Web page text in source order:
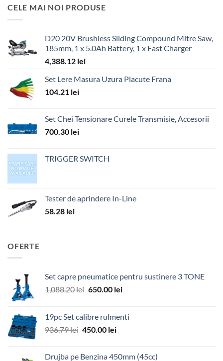
CELE MAI NOI PRODUSE
D20 20V Brushless Sliding Compound Mitre Saw,
185mm, 1 x 5.0Ah Battery, 1 x Fast Charger
4,388.12 lei
Set Lere Masura Uzura Placute Frana
104.21 lei
Set Chei Tensionare Curele Transmisie, Accesorii
700.30 lei
TRIGGER SWITCH
Tester de aprindere In-Line
58.28 lei
OFERTE
Set capre pneumatice pentru sustinere 3 TONE
1,088.20lei Prețul
fost:
1,088.20 lei.
650.00 leiPrețul
650.00 lei.
19pc Set calibre rulmenti
936.79lei Prețul
450.00 leiPrețul
Drujba pe Benzina 450mm (45cc)